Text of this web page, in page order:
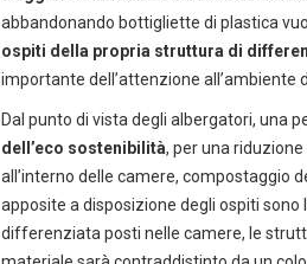
abbandonando bottigliette di plastica
ospiti della propria struttura di
importante dell’attenzione all’ambiente
Dal punto di vista degli albergatori, una
dell’eco sostenibilità, per una
all’interno delle camere, compostaggio
apposite a disposizione degli ospiti
differenziata posti nelle camere, le